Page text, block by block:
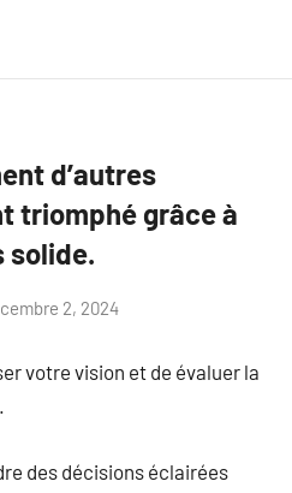
d’autres
triomphé grâce à
solide.
2, 2024
votre vision et de évaluer la
des décisions éclairées